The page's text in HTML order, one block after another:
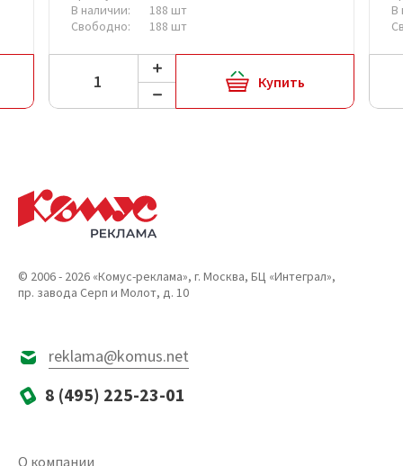
В наличии:
188 шт
Свободно:
188 шт
Купить
В
© 2006 - 2026 «Комус-реклама», г. Москва, БЦ «Интеграл»,
пр. завода Серп и Молот, д. 10
reklama@komus.net
8 (495) 225-23-01
О компании